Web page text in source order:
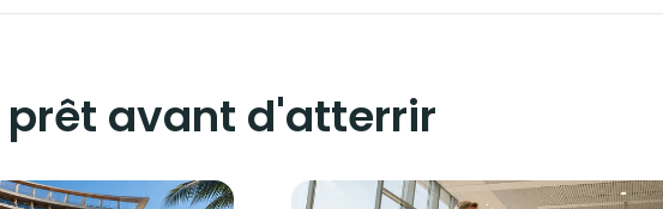
prêt avant d'atterrir